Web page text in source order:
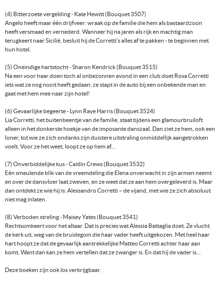
(4) Bitterzoete vergelding - Kate Hewitt (Bouquet 3507)
Angelo heeft maar één drijfveer: wraak op de familie die hem als bastaardzoon
heeft versmaad en vernederd. Wanneer hij na jaren als rijk en machtig man
terugkeert naar Sicilië, besluit hij de Corretti's alles af te pakken - te beginnen met
hun hotel.
(5) Oneindige hartstocht - Sharon Kendrick (Bouquet 3515)
Na een voor haar doen toch al onbezonnen avond in een club doet Rosa Corretti
iets wat ze nog nooit heeft gedaan: ze stapt in de auto bij een onbekende man en
gaat met hem mee naar zijn hotel!
(6) Gevaarlijke begeerte - Lynn Raye Harris (Bouquet 3524)
Lia Corretti, het buitenbeentje van de familie, staat tijdens een glamourbruiloft
alleen in het donkerste hoekje van de imposante danszaal. Dan ziet ze hem, ook een
loner, tot wie ze zich ondanks zijn duistere uitstraling onmiddellijk aangetrokken
voelt. Voor ze het weet, loopt ze op hem af...
(7) Onverbiddelijke kus - Caitlin Crews (Bouquet 3532)
Eén smeulende blik van de vreemdeling die Elena onverwacht in zijn armen neemt
en over de dansvloer laat zweven, en ze weet dat ze aan hem overgeleverd is. Maar
dan ontdekt ze wie hij is: Alessandro Corretti – de vijand, met wie ze zich absoluut
niet mag inlaten.
(8) Verboden streling - Maisey Yates (Bouquet 3541)
Rechtsomkeert voor het altaar. Dat is precies wat Alessia Battaglia doet. Ze vlucht
de kerk uit, weg van de bruidegom die haar vader heeft uitgekozen. Met heel haar
hart hoopt ze dat de gevaarlijk aantrekkelijke Matteo Corretti achter haar aan
komt. Want dan kan ze hem vertellen dat ze zwanger is. En dat híj de vader is...
Deze boeken zijn ook los verkrijgbaar.